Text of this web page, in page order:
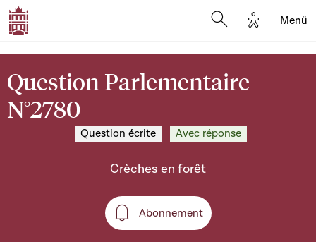
Options
Menü
Question Parlementaire
N°2780
Question écrite Avec réponse
Crèches en forêt
Abonnement
Abonnement